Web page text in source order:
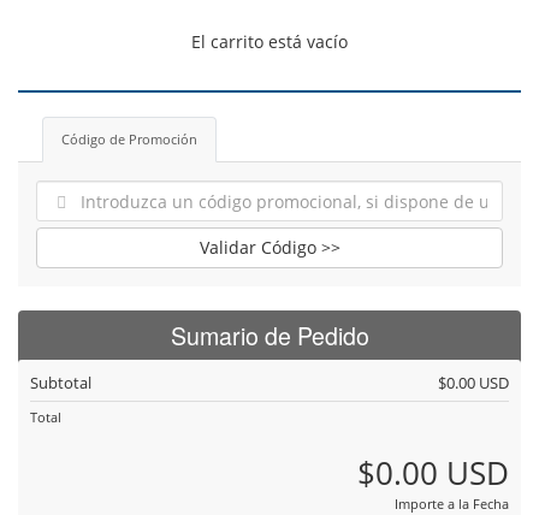
El carrito está vacío
Código de Promoción
Validar Código >>
Sumario de Pedido
Subtotal $0.00 USD
Total
$0.00 USD
Importe a la Fecha